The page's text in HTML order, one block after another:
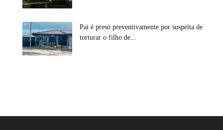
Pai é preso preventivamente por suspeita de
torturar o filho de...